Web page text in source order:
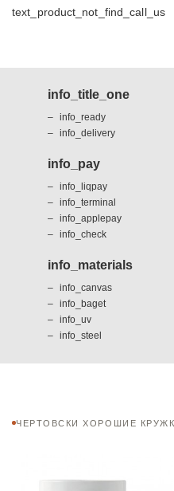
text_product_not_find_call_us
info_title_one
info_ready
info_delivery
info_pay
info_liqpay
info_terminal
info_applepay
info_check
info_materials
info_canvas
info_baget
info_uv
info_steel
ЧЕРТОВСКИ ХОРОШИЕ